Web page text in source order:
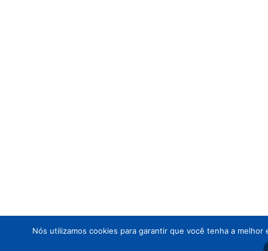
Nós utilizamos cookies para garantir que você tenha a